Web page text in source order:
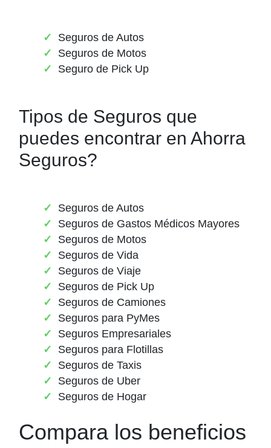
Seguros de Autos
Seguros de Motos
Seguro de Pick Up
Tipos de Seguros que
puedes encontrar en Ahorra
Seguros?
Seguros de Autos
Seguros de Gastos Médicos Mayores
Seguros de Motos
Seguros de Vida
Seguros de Viaje
Seguros de Pick Up
Seguros de Camiones
Seguros para PyMes
Seguros Empresariales
Seguros para Flotillas
Seguros de Taxis
Seguros de Uber
Seguros de Hogar
Compara los beneficios